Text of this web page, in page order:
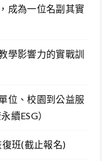
成為一位名副其實
學影響力的實戰訓
位、校園到公益服
續ESG）
班(截止報名)